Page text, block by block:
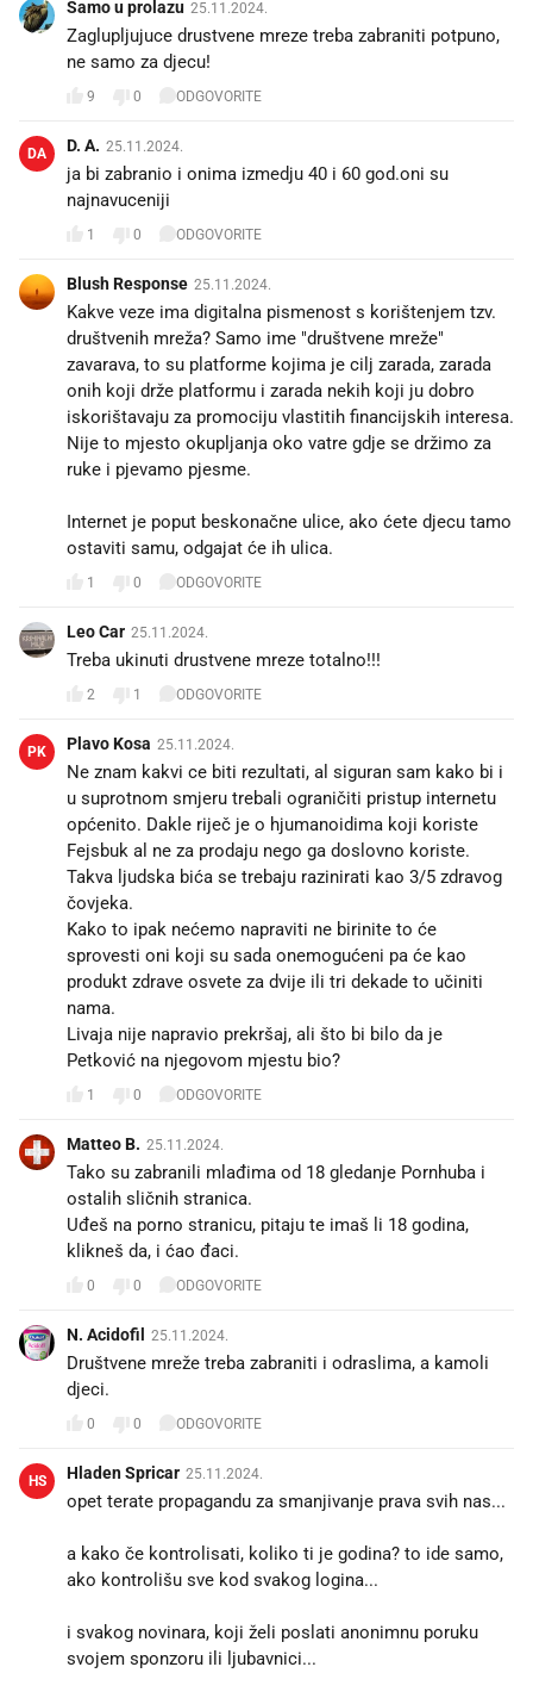
Samo u prolazu 25.11.2024.
Zaglupljujuce drustvene mreze treba zabraniti potpuno,
ne samo za djecu!
9 0 ODGOVORITE
DA D. A. 25.11.2024.
ja bi zabranio i onima izmedju 40 i 60 god.oni su
najnavuceniji
1 0 ODGOVORITE
Blush Response 25.11.2024.
Kakve veze ima digitalna pismenost s korištenjem tzv.
društvenih mreža? Samo ime "društvene mreže"
zavarava, to su platforme kojima je cilj zarada, zarada
onih koji drže platformu i zarada nekih koji ju dobro
iskorištavaju za promociju vlastitih financijskih interesa.
Nije to mjesto okupljanja oko vatre gdje se držimo za
ruke i pjevamo pjesme.
Internet je poput beskonačne ulice, ako ćete djecu tamo
ostaviti samu, odgajat će ih ulica.
1 0 ODGOVORITE
Leo Car 25.11.2024.
Treba ukinuti drustvene mreze totalno!!!
2 1 ODGOVORITE
PK Plavo Kosa 25.11.2024.
Ne znam kakvi ce biti rezultati, al siguran sam kako bi i
u suprotnom smjeru trebali ograničiti pristup internetu
općenito. Dakle riječ je o hjumanoidima koji koriste
Fejsbuk al ne za prodaju nego ga doslovno koriste.
Takva ljudska bića se trebaju razinirati kao 3/5 zdravog
čovjeka.
Kako to ipak nećemo napraviti ne birinite to će
sprovesti oni koji su sada onemogućeni pa će kao
produkt zdrave osvete za dvije ili tri dekade to učiniti
nama.
Livaja nije napravio prekršaj, ali što bi bilo da je
Petković na njegovom mjestu bio?
1 0 ODGOVORITE
Matteo B. 25.11.2024.
Tako su zabranili mlađima od 18 gledanje Pornhuba i
ostalih sličnih stranica.
Uđeš na porno stranicu, pitaju te imaš li 18 godina,
klikneš da, i ćao đaci.
0 0 ODGOVORITE
N. Acidofil 25.11.2024.
Društvene mreže treba zabraniti i odraslima, a kamoli
djeci.
0 0 ODGOVORITE
HS Hladen Spricar 25.11.2024.
opet terate propagandu za smanjivanje prava svih nas...
a kako če kontrolisati, koliko ti je godina? to ide samo,
ako kontrolišu sve kod svakog logina...
i svakog novinara, koji želi poslati anonimnu poruku
svojem sponzoru ili ljubavnici...